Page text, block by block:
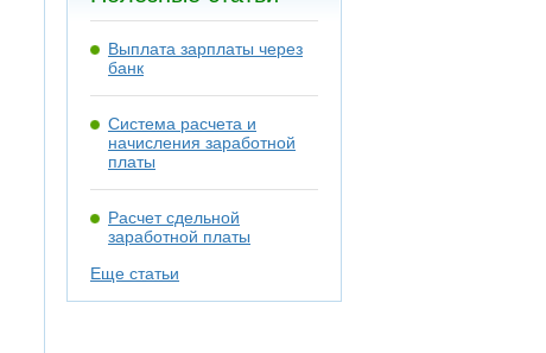
Выплата зарплаты через
банк
Система расчета и
начисления заработной
платы
Расчет сдельной
заработной платы
Еще статьи